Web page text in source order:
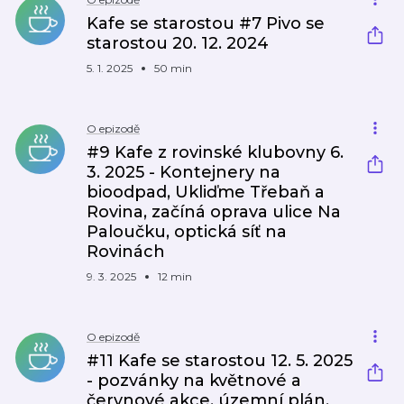
Kafe se starostou #7 Pivo se
starostou 20. 12. 2024
5. 1. 2025 50 min
O epizodě
#9 Kafe z rovinské klubovny 6.
3. 2025 - Kontejnery na
bioodpad, Ukliďme Třebaň a
Rovina, začíná oprava ulice Na
Paloučku, optická síť na
Rovinách
9. 3. 2025 12 min
O epizodě
#11 Kafe se starostou 12. 5. 2025
- pozvánky na květnové a